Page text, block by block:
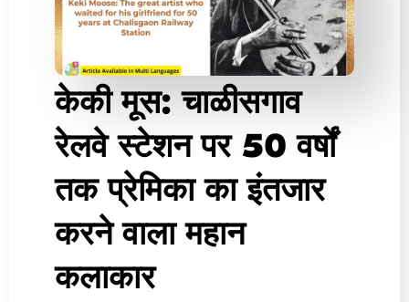
केकी मूस: चाळीसगाव
रेलवे स्टेशन पर 50 वर्षों
तक प्रेमिका का इंतजार
करने वाला महान
कलाकार